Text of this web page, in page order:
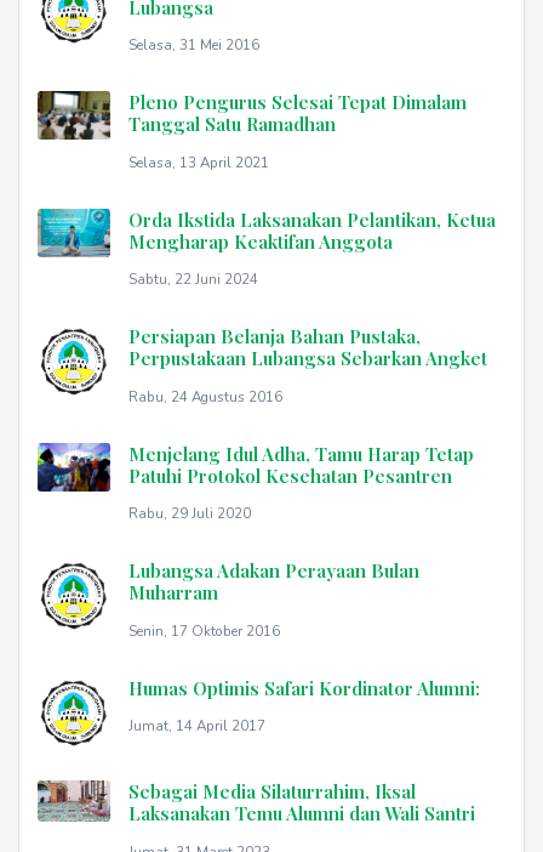
Lubangsa
Selasa, 31 Mei 2016
Pleno Pengurus Selesai Tepat Dimalam
Tanggal Satu Ramadhan
Selasa, 13 April 2021
Orda Ikstida Laksanakan Pelantikan, Ketua
Mengharap Keaktifan Anggota
Sabtu, 22 Juni 2024
Persiapan Belanja Bahan Pustaka,
Perpustakaan Lubangsa Sebarkan Angket
Rabu, 24 Agustus 2016
Menjelang Idul Adha, Tamu Harap Tetap
Patuhi Protokol Kesehatan Pesantren
Rabu, 29 Juli 2020
Lubangsa Adakan Perayaan Bulan
Muharram
Senin, 17 Oktober 2016
Humas Optimis Safari Kordinator Alumni:
Jumat, 14 April 2017
Sebagai Media Silaturrahim, Iksal
Laksanakan Temu Alumni dan Wali Santri